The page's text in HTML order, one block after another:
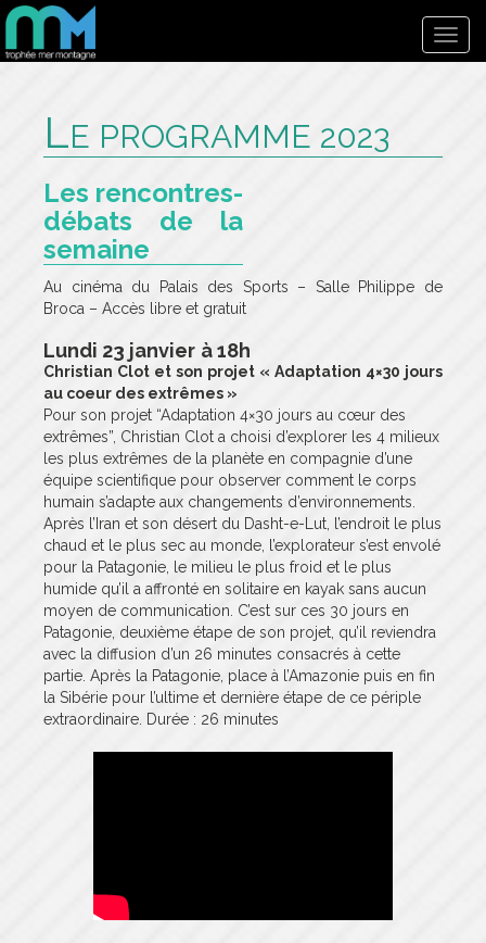
LE PROGRAMME 2023
Les rencontres-
débats de la
semaine
Au cinéma du Palais des Sports – Salle Philippe de
Broca – Accès libre et gratuit
Lundi 23 janvier à 18h
Christian Clot et son projet « Adaptation 4×30 jours
au coeur des extrêmes »
Pour son projet “Adaptation 4×30 jours au cœur des
extrêmes”, Christian Clot a choisi d’explorer les 4 milieux
les plus extrêmes de la planète en compagnie d’une
équipe scientifique pour observer comment le corps
humain s’adapte aux changements d’environnements.
Après l’Iran et son désert du Dasht-e-Lut, l’endroit le plus
chaud et le plus sec au monde, l’explorateur s’est envolé
pour la Patagonie, le milieu le plus froid et le plus
humide qu’il a affronté en solitaire en kayak sans aucun
moyen de communication. C’est sur ces 30 jours en
Patagonie, deuxième étape de son projet, qu’il reviendra
avec la diffusion d’un 26 minutes consacrés à cette
partie. Après la Patagonie, place à l’Amazonie puis en fin
la Sibérie pour l’ultime et dernière étape de ce périple
extraordinaire. Durée : 26 minutes